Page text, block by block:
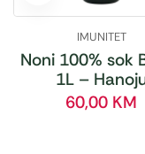
IMUNITET
Noni 100% sok
1L –
60,00 KM